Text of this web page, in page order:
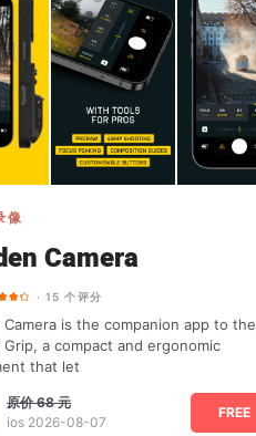
像
Camera
· 15 个评分
Camera is the companion app to the
Grip, a compact and ergonomic
that let
原价68 元
ios 2026-08-07
FREE